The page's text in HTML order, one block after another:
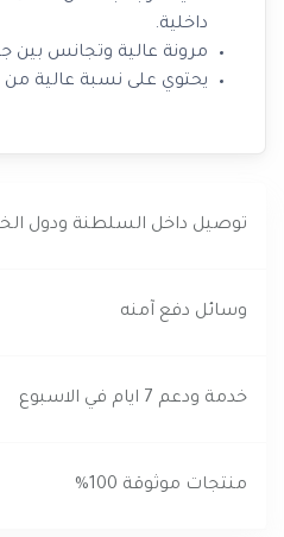
داخلية.
مرونة عالية وتجانس بين
يحتوي على نسبة عالية من
توصيل داخل السلطنة ودول
وسائل دفع آمنه
خدمة ودعم 7 ايام في الاسبوع
منتجات موثوقة 100%